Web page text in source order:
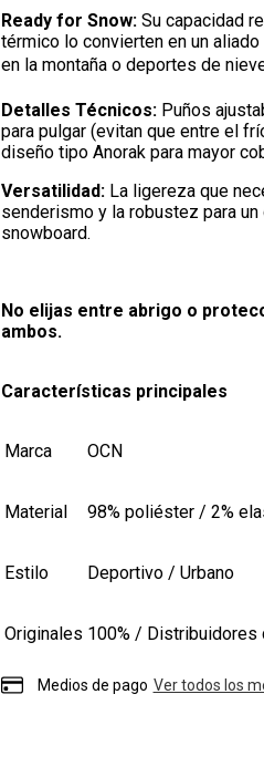
Ready for Snow:Su capacidad
térmico lo convierten en un
en la montaña o deportes de
Detalles Técnicos:Puños
para pulgar (evitan que entre el
diseño tipo Anorak para mayor
Versatilidad:La ligereza que
senderismo y la robustez para
snowboard.
No elijas entre abrigo o
ambos.
Características principales
Marca OCN
Material 98% poliéster / 2%
Estilo Deportivo / Urbano
Originales 100% / Distribuidores
Medios de pago Ver todos los